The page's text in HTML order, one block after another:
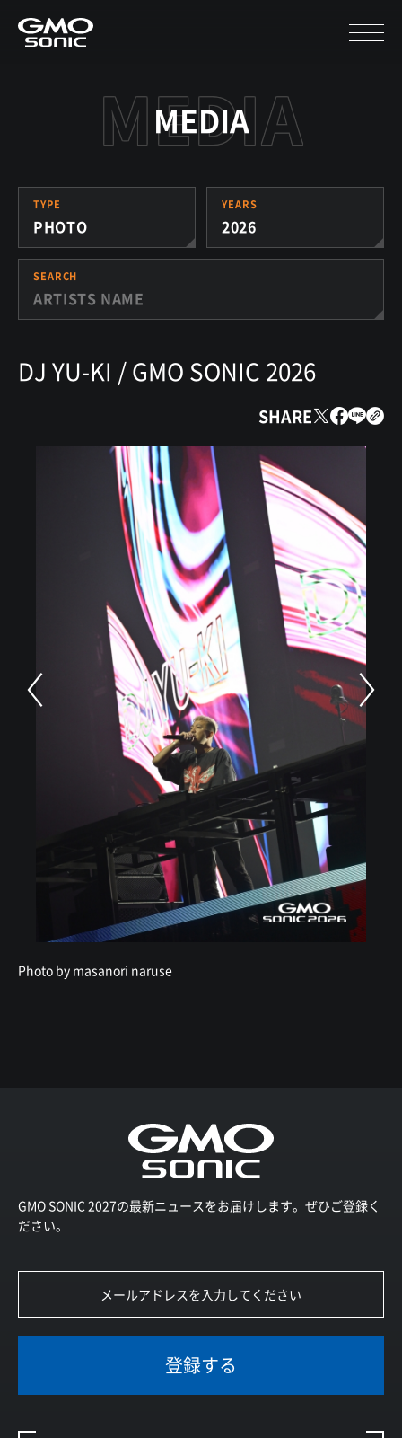
MEDIA
TYPE
PHOTO
YEARS
2026
SEARCH
DJ YU-KI / GMO SONIC 2026
SHARE
Photo by masanori naruse
GMO SONIC 2027の最新ニュースをお届けします。ぜひご登録く
ださい。
登録する